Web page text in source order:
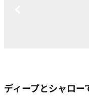
ディープとシャロ